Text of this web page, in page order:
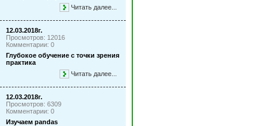
Читать далее...
12.03.2018г.
Просмотров: 12016
Комментарии: 0
Глубокое обучение с точки зрения
практика
Читать далее...
12.03.2018г.
Просмотров: 6309
Комментарии: 0
Изучаем pandas